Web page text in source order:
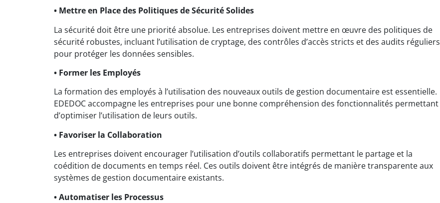
• Mettre en Place des Politiques de Sécurité Solides
La sécurité doit être une priorité absolue. Les entreprises doivent mettre en œuvre des politiques de
sécurité robustes, incluant l’utilisation de cryptage, des contrôles d’accès stricts et des audits réguliers
pour protéger les données sensibles.
• Former les Employés
La formation des employés à l’utilisation des nouveaux outils de gestion documentaire est essentielle.
EDEDOC accompagne les entreprises pour une bonne compréhension des fonctionnalités permettant
d’optimiser l’utilisation de leurs outils.
• Favoriser la Collaboration
Les entreprises doivent encourager l’utilisation d’outils collaboratifs permettant le partage et la
coédition de documents en temps réel. Ces outils doivent être intégrés de manière transparente aux
systèmes de gestion documentaire existants.
• Automatiser les Processus